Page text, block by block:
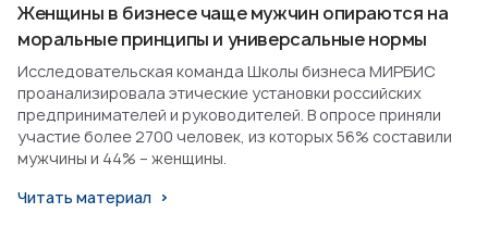
Женщины в бизнесе чаще мужчин опираются на
моральные принципы и универсальные нормы
Исследовательская команда Школы бизнеса МИРБИС
проанализировала этические установки российских
предпринимателей и руководителей. В опросе приняли
участие более 2700 человек, из которых 56% составили
мужчины и 44% – женщины.
Читать материал